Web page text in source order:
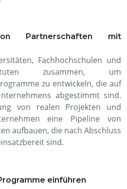
Partnerschaften mit
Fachhochschulen und
zusammen, um
zu entwickeln, die auf
abgestimmt sind.
von realen Projekten und
eine Pipeline von
aufbauen, die nach Abschluss
sind.
einführen